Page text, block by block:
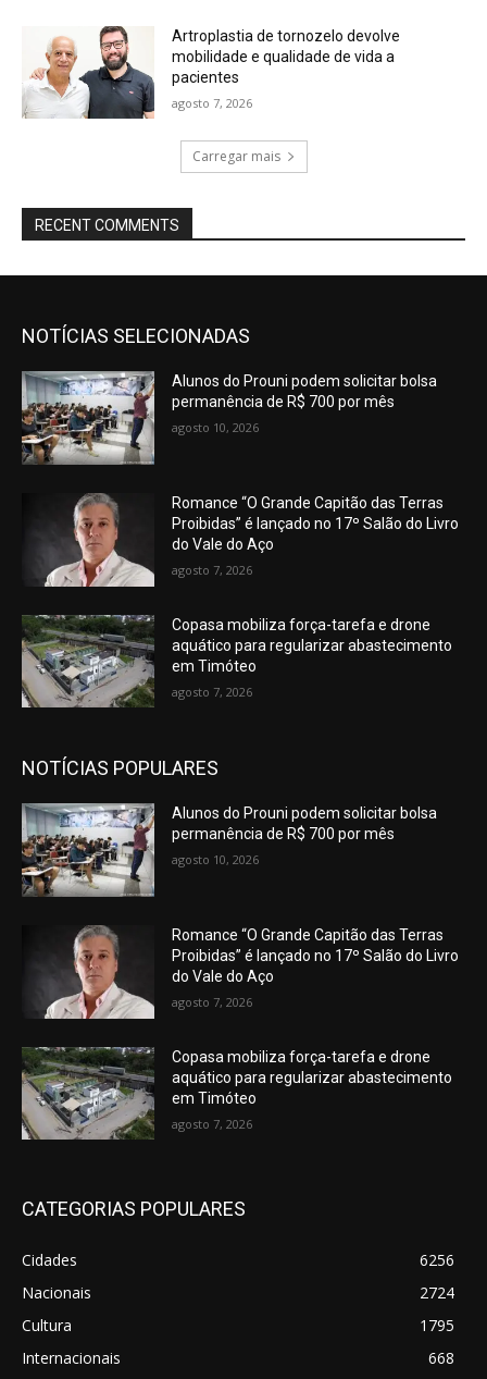
Artroplastia de tornozelo devolve
mobilidade e qualidade de vida a
pacientes
agosto 7, 2026
Carregar mais
RECENT COMMENTS
NOTÍCIAS SELECIONADAS
Alunos do Prouni podem solicitar bolsa
permanência de R$ 700 por mês
agosto 10, 2026
Romance “O Grande Capitão das Terras
Proibidas” é lançado no 17º Salão do Livro
do Vale do Aço
agosto 7, 2026
Copasa mobiliza força-tarefa e drone
aquático para regularizar abastecimento
em Timóteo
agosto 7, 2026
NOTÍCIAS POPULARES
Alunos do Prouni podem solicitar bolsa
permanência de R$ 700 por mês
agosto 10, 2026
Romance “O Grande Capitão das Terras
Proibidas” é lançado no 17º Salão do Livro
do Vale do Aço
agosto 7, 2026
Copasa mobiliza força-tarefa e drone
aquático para regularizar abastecimento
em Timóteo
agosto 7, 2026
CATEGORIAS POPULARES
Cidades
6256
Nacionais
2724
Cultura
1795
Internacionais
668